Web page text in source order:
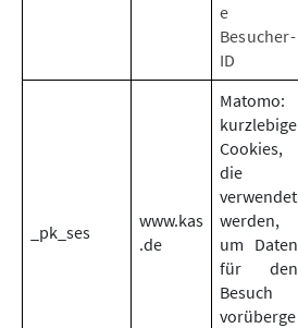
e
Besucher-
ID
_pk_ses
www.kas
.de
Matomo:
kurzlebige
Cookies,
die
verwendet
werden,
um Daten
für den
Besuch
vorüberge